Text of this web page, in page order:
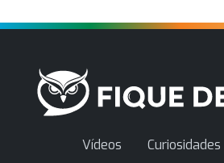
Vídeos Curiosidades